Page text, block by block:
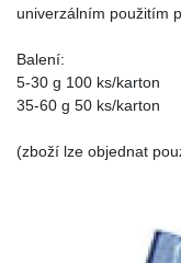
univerzálním použitím
Balení:
5-30 g 100 ks/karton
35-60 g 50 ks/karton
(zboží lze objednat